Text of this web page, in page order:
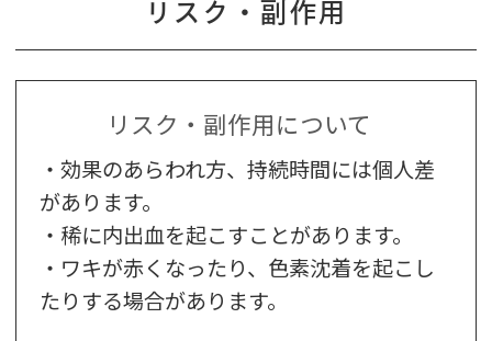
リスク・副作用
リスク・副作用について
・効果のあらわれ方、持続時間には個人差
があります。
・稀に内出血を起こすことがあります。
・ワキが赤くなったり、色素沈着を起こし
たりする場合があります。